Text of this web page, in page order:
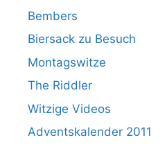
Bembers
Biersack zu Besuch
Montagswitze
The Riddler
Witzige Videos
Adventskalender 2011